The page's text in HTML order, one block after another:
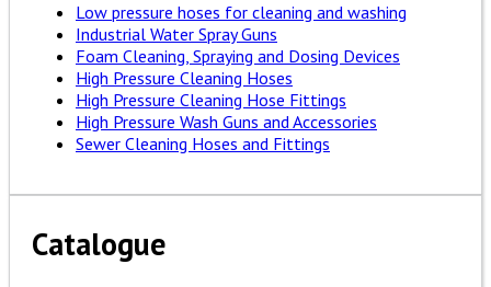
Low pressure hoses for cleaning and washing
Industrial Water Spray Guns
Foam Cleaning, Spraying and Dosing Devices
High Pressure Cleaning Hoses
High Pressure Cleaning Hose Fittings
High Pressure Wash Guns and Accessories
Sewer Cleaning Hoses and Fittings
Catalogue